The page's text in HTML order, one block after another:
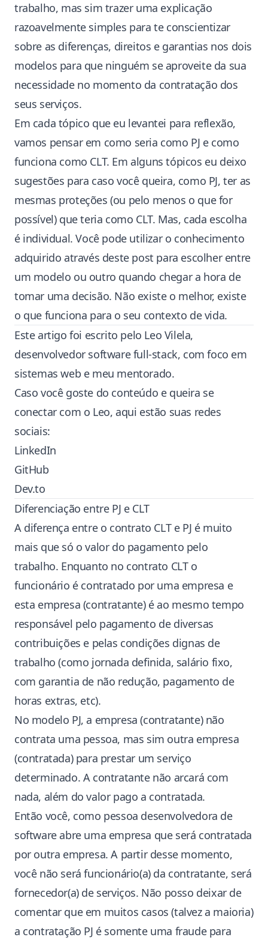
trabalho, mas sim trazer uma explicação
razoavelmente simples para te conscientizar
sobre as diferenças, direitos e garantias nos dois
modelos para que ninguém se aproveite da sua
necessidade no momento da contratação dos
seus serviços.
Em cada tópico que eu levantei para reflexão,
vamos pensar em como seria como PJ e como
funciona como CLT. Em alguns tópicos eu deixo
sugestões para caso você queira, como PJ, ter as
mesmas proteções (ou pelo menos o que for
possível) que teria como CLT. Mas, cada escolha
é individual. Você pode utilizar o conhecimento
adquirido através deste post para escolher entre
um modelo ou outro quando chegar a hora de
tomar uma decisão. Não existe o melhor, existe
o que funciona para o seu contexto de vida.
Este artigo foi escrito pelo Leo Vilela,
desenvolvedor software full-stack, com foco em
sistemas web e meu mentorado.
Caso você goste do conteúdo e queira se
conectar com o Leo, aqui estão suas redes
sociais:
LinkedIn
GitHub
Dev.to
Diferenciação entre PJ e CLT
A diferença entre o contrato CLT e PJ é muito
mais que só o valor do pagamento pelo
trabalho. Enquanto no contrato CLT o
funcionário é contratado por uma empresa e
esta empresa (contratante) é ao mesmo tempo
responsável pelo pagamento de diversas
contribuições e pelas condições dignas de
trabalho (como jornada definida, salário fixo,
com garantia de não redução, pagamento de
horas extras, etc).
No modelo PJ, a empresa (contratante) não
contrata uma pessoa, mas sim outra empresa
(contratada) para prestar um serviço
determinado. A contratante não arcará com
nada, além do valor pago a contratada.
Então você, como pessoa desenvolvedora de
software abre uma empresa que será contratada
por outra empresa. A partir desse momento,
você não será funcionário(a) da contratante, será
fornecedor(a) de serviços. Não posso deixar de
comentar que em muitos casos (talvez a maioria)
a contratação PJ é somente uma fraude para